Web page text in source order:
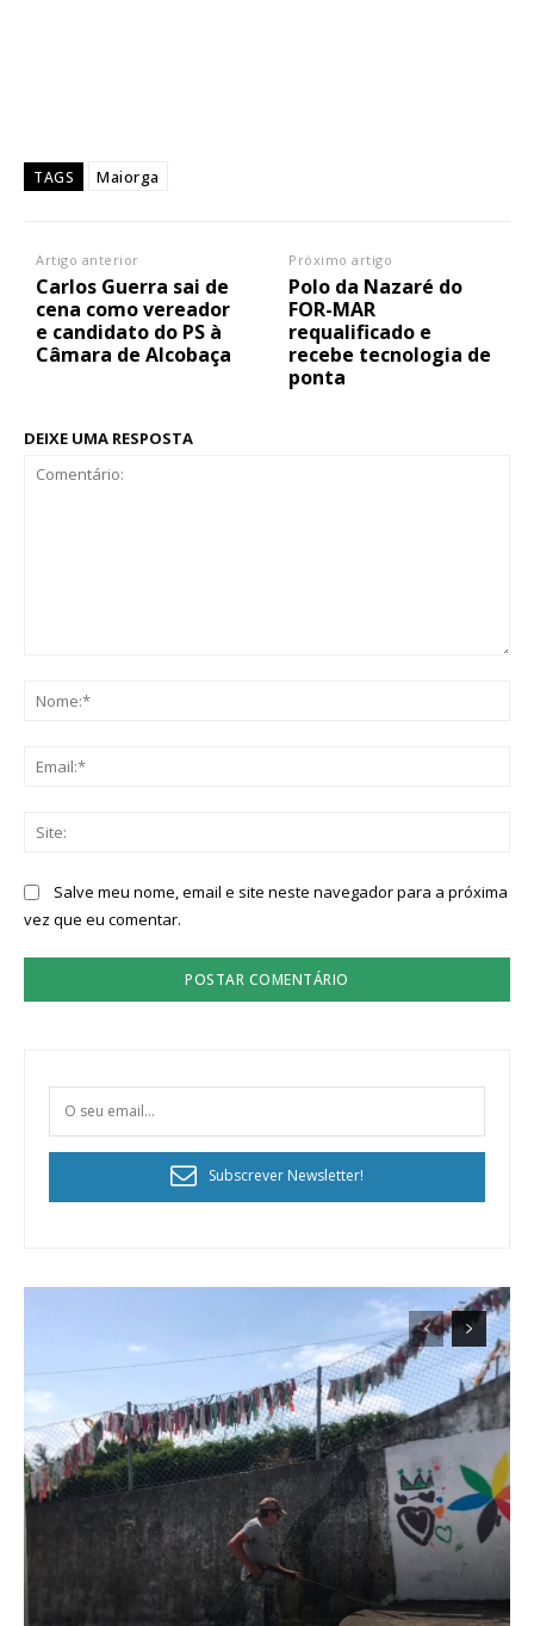
Planos de Assinatura
Faça-se assinante do Região de Cister e ajude-nos a manter este serviço
público!
Sendo assinante terá acesso a todos os conteúdos exclusivos e versões
digitais.
TAGS Maiorga
Artigo anterior
Carlos Guerra sai de
cena como vereador
e candidato do PS à
Câmara de Alcobaça
Próximo artigo
Polo da Nazaré do
FOR-MAR
requalificado e
recebe tecnologia de
ponta
DEIXE UMA RESPOSTA
Salve meu nome, email e site neste navegador para a próxima
vez que eu comentar.
Subscrever Newsletter!